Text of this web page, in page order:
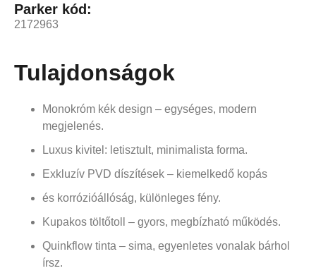
Parker kód:
2172963
Tulajdonságok
Monokróm kék design – egységes, modern
megjelenés.
Luxus kivitel: letisztult, minimalista forma.
Exkluzív PVD díszítések – kiemelkedő kopás
és korrózióállóság, különleges fény.
Kupakos töltőtoll – gyors, megbízható működés.
Quinkflow tinta – sima, egyenletes vonalak bárhol
írsz.